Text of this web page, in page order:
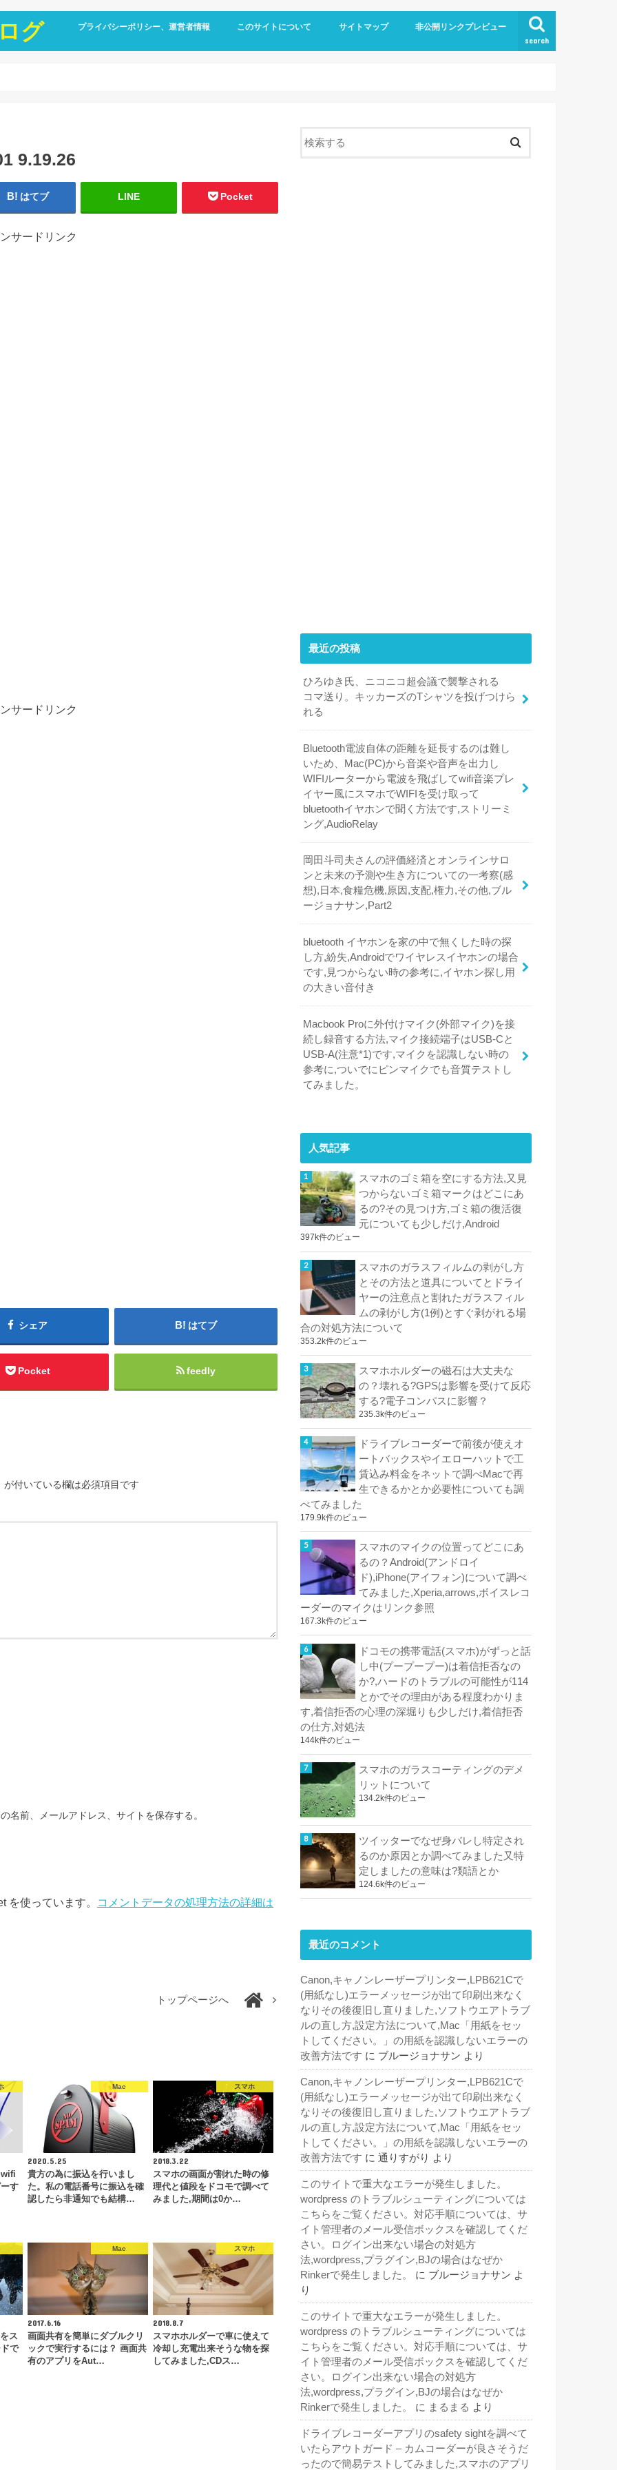
グ search
プライバシーポリシー、運営者情報 このサイトについて サイトマップ 非公開リンクプレビュー
9.19.26
はてブ LINE Pocket
サードリンク
サードリンク
シェア はてブ
Pocket feedly
が付いている欄は必須項目です
名前、メールアドレス、サイトを保存する。
を使っています。 コメントデータの処理方法の詳細は
トップページへ
wifi
す
Mac
2020.5.25
貴方の為に振込を行いまし
た。私の電話番号に振込を確
認したら非通知でも結構…
スマホ
2018.3.22
スマホの画面が割れた時の修
理代と値段をドコモで調べて
みました,期間は0か…
ス
で
Mac
2017.6.16
画面共有を簡単にダブルクリ
ックで実行するには？ 画面共
有のアプリをAut…
スマホ
2018.8.7
スマホホルダーで車に使えて
冷却し充電出来そうな物を探
してみました,CDス…
最近の投稿
ひろゆき氏、ニコニコ超会議で襲撃される
コマ送り。キッカーズのTシャツを投げつけら
れる
Bluetooth電波自体の距離を延長するのは難し
いため、Mac(PC)から音楽や音声を出力し
WIFIルーターから電波を飛ばしてwifi音楽プレ
イヤー風にスマホでWIFIを受け取って
bluetoothイヤホンで聞く方法です,ストリーミ
ング,AudioRelay
岡田斗司夫さんの評価経済とオンラインサロ
ンと未来の予測や生き方についての一考察(感
想),日本,食糧危機,原因,支配,権力,その他,ブル
ージョナサン,Part2
bluetooth イヤホンを家の中で無くした時の探
し方,紛失,Androidでワイヤレスイヤホンの場合
です,見つからない時の参考に,イヤホン探し用
の大きい音付き
Macbook Proに外付けマイク(外部マイク)を接
続し録音する方法,マイク接続端子はUSB-Cと
USB-A(注意*1)です,マイクを認識しない時の
参考に,ついでにピンマイクでも音質テストし
てみました。
人気記事
スマホのゴミ箱を空にする方法,又見
つからないゴミ箱マークはどこにあ
るの?その見つけ方,ゴミ箱の復活復
元についても少しだけ,Android
397k件のビュー
スマホのガラスフィルムの剥がし方
とその方法と道具についてとドライ
ヤーの注意点と割れたガラスフィル
ムの剥がし方(1例)とすぐ剥がれる場
合の対処方法について
353.2k件のビュー
スマホホルダーの磁石は大丈夫な
の？壊れる?GPSは影響を受けて反応
する?電子コンパスに影響？
235.3k件のビュー
ドライブレコーダーで前後が使えオ
ートバックスやイエローハットで工
賃込み料金をネットで調べMacで再
生できるかとか必要性についても調
べてみました
179.9k件のビュー
スマホのマイクの位置ってどこにあ
るの？Android(アンドロイ
ド),iPhone(アイフォン)について調べ
てみました,Xperia,arrows,ボイスレコ
ーダーのマイクはリンク参照
167.3k件のビュー
ドコモの携帯電話(スマホ)がずっと話
し中(プープープー)は着信拒否なの
か?,ハードのトラブルの可能性が114
とかでその理由がある程度わかりま
す,着信拒否の心理の深堀りも少しだけ,着信拒否
の仕方,対処法
144k件のビュー
スマホのガラスコーティングのデメ
リットについて
134.2k件のビュー
ツイッターでなぜ身バレし特定され
るのか原因とか調べてみました又特
定しましたの意味は?類語とか
124.6k件のビュー
最近のコメント
Canon,キャノンレーザープリンター,LPB621Cで
(用紙なし)エラーメッセージが出て印刷出来なく
なりその後復旧し直りました,ソフトウエアトラブ
ルの直し方,設定方法について,Mac「用紙をセッ
トしてください。」の用紙を認識しないエラーの
改善方法です に ブルージョナサン より
Canon,キャノンレーザープリンター,LPB621Cで
(用紙なし)エラーメッセージが出て印刷出来なく
なりその後復旧し直りました,ソフトウエアトラブ
ルの直し方,設定方法について,Mac「用紙をセッ
トしてください。」の用紙を認識しないエラーの
改善方法です に 通りすがり より
このサイトで重大なエラーが発生しました。
wordpress のトラブルシューティングについては
こちらをご覧ください。対応手順については、サ
イト管理者のメール受信ボックスを確認してくだ
さい。ログイン出来ない場合の対処方
法,wordpress,プラグイン,BJの場合はなぜか
Rinkerで発生しました。
に ブルージョナサン よ
り
このサイトで重大なエラーが発生しました。
wordpress のトラブルシューティングについては
こちらをご覧ください。対応手順については、サ
イト管理者のメール受信ボックスを確認してくだ
さい。ログイン出来ない場合の対処方
法,wordpress,プラグイン,BJの場合はなぜか
Rinkerで発生しました。
に まるまる より
ドライブレコーダーアプリのsafety sightを調べて
いたらアウトガード – カムコーダーが良さそうだ
ったので簡易テストしてみました,スマホのアプリ